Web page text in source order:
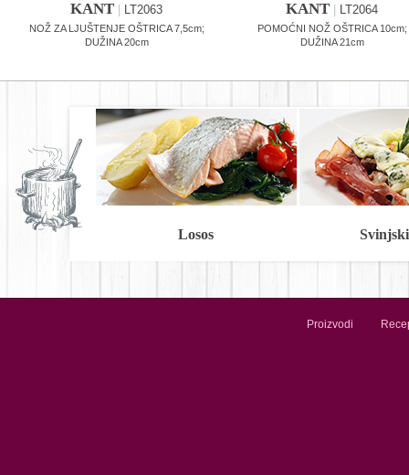
KANT LT2063
NOŽ ZA LJUŠTENJE OŠTRICA 7,5cm;
DUŽINA 20cm
KANT LT2064
POMOĆNI NOŽ OŠTRICA 10cm;
DUŽINA 21cm
Losos
Proizvodi